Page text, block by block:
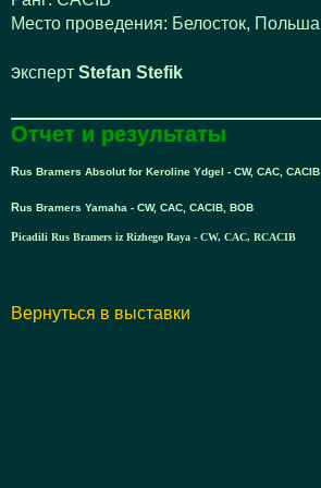
Место проведения: Белосток, Польша
эксперт Stefan Stefik
Отчет и результаты
Rus Bramers Absolut for Keroline Ydgel - CW, CAC, CACIB
Rus Bramers Yamaha - CW, CAC, CACIB, BOB
Picadili Rus Bramers iz Rizhego Raya - CW, CAC, RCACIB
Вернуться в выставки